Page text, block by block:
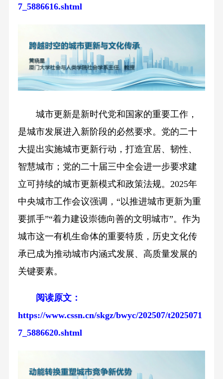
7_5886616.shtml
城市更新是新时代党和国家的重要工作，
是城市发展进入新阶段的必然要求。党的二十
大提出实施城市更新行动，打造宜居、韧性、
智慧城市；党的二十届三中全会进一步要求建
立可持续的城市更新模式和政策法规。2025年
中央城市工作会议强调，“以推进城市更新为重
要抓手”“着力建设崇德向善的文明城市”。作为
城市这一有机生命体的重要特质，历史文化传
承已成为推动城市内涵式发展、高质量发展的
关键要素。
阅读原文：
https://www.cssn.cn/skgz/bwyc/202507/t2025071
7_5886620.shtml